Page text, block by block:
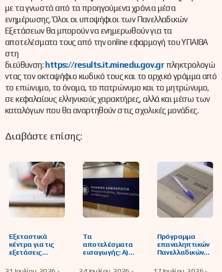
με τα γνωστά από τα προηγούμενα χρόνια μέσα
ενημέρωσης. Όλοι οι υποψήφιοι των Πανελλαδικών
Εξετάσεων θα μπορούν να ενημερωθούν για τα
αποτελέσματα τους από την online εφαρμογή του ΥΠΑΙΘΑ
στη
διεύθυνση: https://results.it.minedu.gov.gr πληκτρολογώ
ντας τον οκταψήφιο κωδικό τους και το αρχικό γράμμα από
το επώνυμο, το όνομα, το πατρώνυμο και το μητρώνυμο,
σε κεφαλαίους ελληνικούς χαρακτήρες, αλλά και μέσω των
καταλόγων που θα αναρτηθούν στις σχολικές μονάδες.
Διαβάστε επίσης:
Εξεταστικά
κέντρα για τις
εξετάσεις
ειδικής
Τα
αποτελέσματα
εισαγωγής: Α)
πανελλαδικών
Πρόγραμμα
επαναληπτικών
Πανελλαδικών
ημερησίων και